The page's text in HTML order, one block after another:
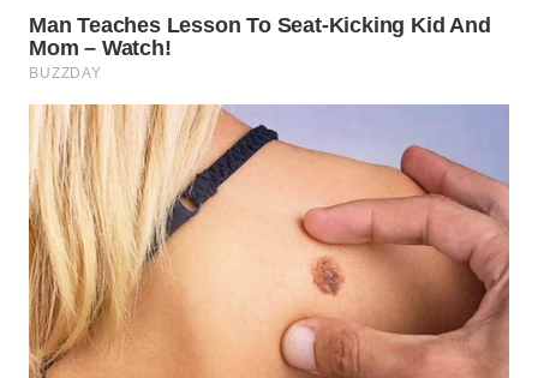
WN
INDRAMAYU
WN
KUNINGAN
WN
MAJALENGKA
WN
SUBANG